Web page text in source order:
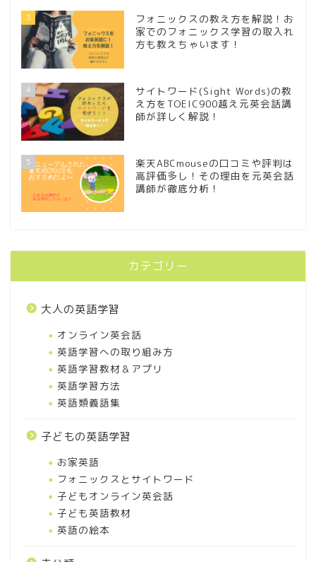
3
フォニックスの教え方を解説！お
家でのフォニックス学習の取入れ
方も教えちゃいます！
4
サイトワード(Sight Words)の教
え方をTOEIC900越え元英会話講
師が詳しく解説！
5
楽天ABCmouseの口コミや評判は
高評価多し！その理由を元英会話
講師が徹底分析！
カテゴリー
大人の英語学習
オンライン英会話
英語学習への取り組み方
英語学習教材＆アプリ
英語学習方法
英語類義語集
子どもの英語学習
お家英語
フォニックスとサイトワード
子どもオンライン英会話
子ども英語教材
英語の絵本